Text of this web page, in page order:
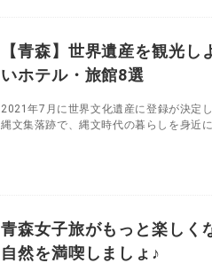
【青森】世界遺産を観光
いホテル・旅館8選
2021年7月に世界文化遺産に登録が決定
縄文集落跡で、縄文時代の暮らしを身近
青森女子旅がもっと楽しく
自然を満喫しましょ♪